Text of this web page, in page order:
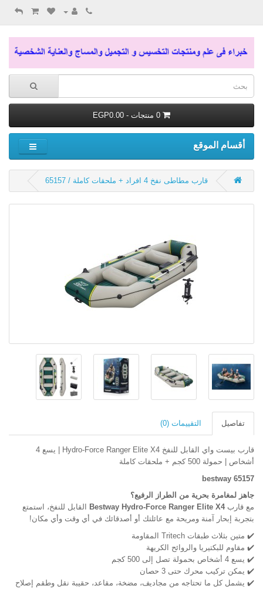
0 منتجات - EGP0.00
أقسام الموقع
قارب مطاطى نفخ 4 افراد + ملحقات كاملة / 65157
تفاصيل التقييمات (0)
قارب بيست واي القابل للنفخ Hydro-Force Ranger Elite X4 | يسع 4
أشخاص | حمولة 500 كجم + ملحقات كاملة
bestway 65157
جاهز لمغامرة بحرية من الطراز الرفيع؟
مع قاربBestway Hydro-Force Ranger Elite X4
القابل للنفخ، استمتع
بتجربة إبحار آمنة ومريحة مع عائلتك أو أصدقائك في أي وقت وأي مكان!
✔️ متين بثلاث طبقات Tritech المقاومة
✔️ مقاوم للبكتيريا والروائح الكريهة
✔️ يسع 4 أشخاص بحمولة تصل إلى 500 كجم
✔️ يمكن تركيب محرك حتى 3 حصان
✔️ يشمل كل ما تحتاجه من مجاديف، مضخة، مقاعد، حقيبة نقل وطقم إصلاح